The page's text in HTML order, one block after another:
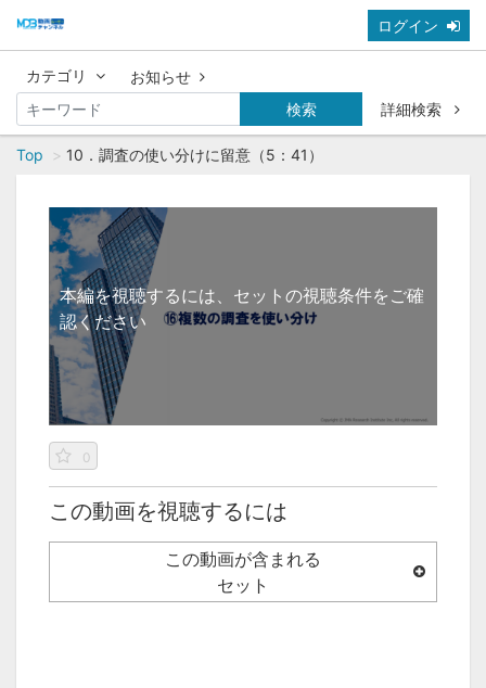
ログイン
カテゴリ
お知らせ
検索
詳細検索
Top 10．調査の使い分けに留意（5：41）
本編を視聴するには、セットの視聴条件をご確
認ください
0
この動画を視聴するには
この動画が含まれる
セット